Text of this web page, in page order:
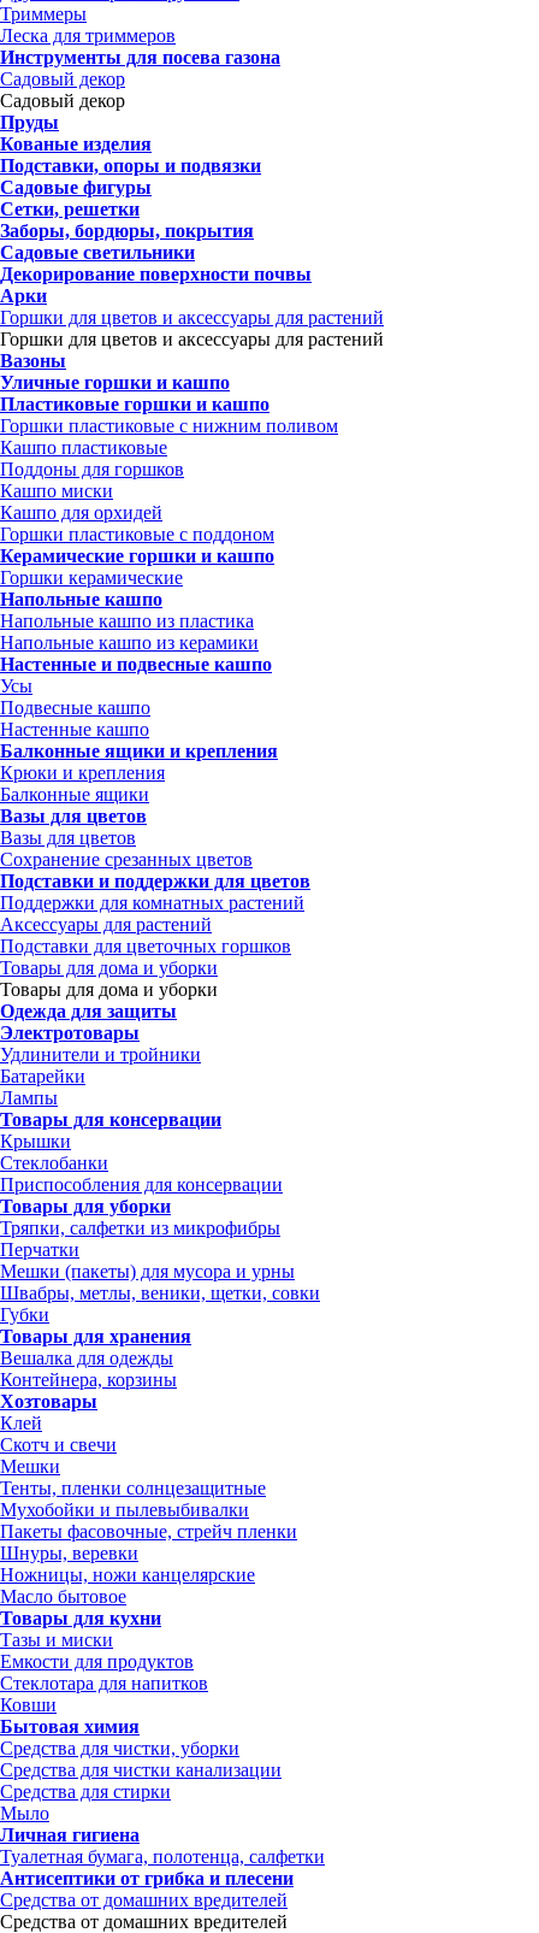
Триммеры
Леска для триммеров
Инструменты для посева газона
Садовый декор
Садовый декор
Пруды
Кованые изделия
Подставки, опоры и подвязки
Садовые фигуры
Сетки, решетки
Заборы, бордюры, покрытия
Садовые светильники
Декорирование поверхности почвы
Арки
Горшки для цветов и аксессуары для растений
Горшки для цветов и аксессуары для растений
Вазоны
Уличные горшки и кашпо
Пластиковые горшки и кашпо
Горшки пластиковые с нижним поливом
Кашпо пластиковые
Поддоны для горшков
Кашпо миски
Кашпо для орхидей
Горшки пластиковые с поддоном
Керамические горшки и кашпо
Горшки керамические
Напольные кашпо
Напольные кашпо из пластика
Напольные кашпо из керамики
Настенные и подвесные кашпо
Усы
Подвесные кашпо
Настенные кашпо
Балконные ящики и крепления
Крюки и крепления
Балконные ящики
Вазы для цветов
Вазы для цветов
Сохранение срезанных цветов
Подставки и поддержки для цветов
Поддержки для комнатных растений
Аксессуары для растений
Подставки для цветочных горшков
Товары для дома и уборки
Товары для дома и уборки
Одежда для защиты
Электротовары
Удлинители и тройники
Батарейки
Лампы
Товары для консервации
Крышки
Стеклобанки
Приспособления для консервации
Товары для уборки
Тряпки, салфетки из микрофибры
Перчатки
Мешки (пакеты) для мусора и урны
Швабры, метлы, веники, щетки, совки
Губки
Товары для хранения
Вешалка для одежды
Контейнера, корзины
Хозтовары
Клей
Скотч и свечи
Мешки
Тенты, пленки солнцезащитные
Мухобойки и пылевыбивалки
Пакеты фасовочные, стрейч пленки
Шнуры, веревки
Ножницы, ножи канцелярские
Масло бытовое
Товары для кухни
Тазы и миски
Емкости для продуктов
Стеклотара для напитков
Ковши
Бытовая химия
Средства для чистки, уборки
Средства для чистки канализации
Средства для стирки
Мыло
Личная гигиена
Туалетная бумага, полотенца, салфетки
Антисептики от грибка и плесени
Средства от домашних вредителей
Средства от домашних вредителей